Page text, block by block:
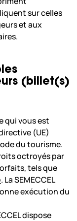
sur celles
et aux
(billet(s)
qui vous est
(UE)
du tourisme.
octroyés par
tels que
. La SEMECCEL
exécution du
dispose